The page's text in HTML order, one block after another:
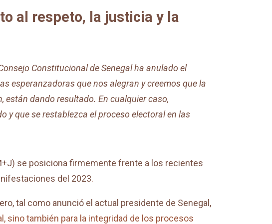
al respeto, la justicia y la
Constitucional de Senegal ha anulado el
esperanzadoras que nos alegran y creemos que la
están dando resultado. En cualquier caso,
que se restablezca el proceso electoral en las
se posiciona firmemente frente a los recientes
del 2023.
tal como anunció el actual presidente de Senegal,
sino también para la integridad de los procesos